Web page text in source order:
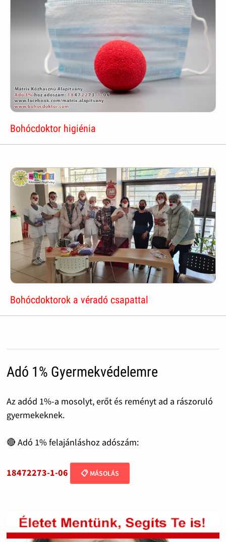
Bohócdoktor higiénia
Bohócdoktorok a véradó csapattal
Adó 1% Gyermekvédelemre
Az adód 1%-a mosolyt, erőt és reményt ad a rászoruló
gyermekeknek.
🔴 Adó 1% felajánláshoz adószám:
18472273-1-06 📋 MÁSOLÁS